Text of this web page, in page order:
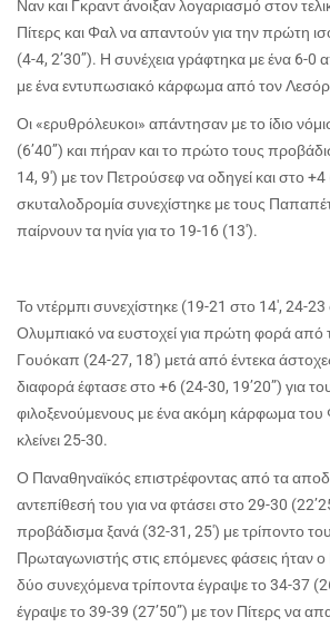
Ναν και Γκραντ άνοιξαν λογαριασμό στον
Πίτερς και Φαλ να απαντούν για την πρώτη
(4-4, 2’30’’). Η συνέχεια γράφτηκα με ένα 6-
με ένα εντυπωσιακό κάρφωμα από τον
Οι «ερυθρόλευκοι» απάντησαν με το ίδιο
(6’40’’) και πήραν και το πρώτο τους
14, 9′) με τον Πετρούσεφ να οδηγεί και στο
σκυταλοδρομία συνεχίστηκε με τους
παίρνουν τα ηνία για το 19-16 (13′).
Το ντέρμπι συνεχίστηκε (19-21 στο 14′, 24-23
Ολυμπιακό να ευστοχεί για πρώτη φορά από
Γουόκαπ (24-27, 18′) μετά από έντεκα
διαφορά έφτασε στο +6 (24-30, 19’20”) για
φιλοξενούμενους με ένα ακόμη κάρφωμα του
κλείνει 25-30.
Ο Παναθηναϊκός επιστρέφοντας από τα
αντεπίθεσή του για να φτάσει στο 29-30
προβάδισμα ξανά (32-31, 25′) με τρίποντο
Πρωταγωνιστής στις επόμενες φάσεις ήταν
δύο συνεχόμενα τρίποντα έγραψε το 34-37
έγραψε το 39-39 (27’50”) με τον Πίτερς να